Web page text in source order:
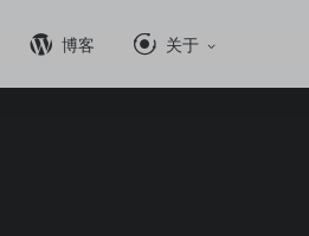
博客 关于